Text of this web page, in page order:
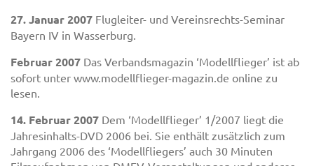
27. Januar 2007 Flugleiter- und Vereinsrechts-Seminar
Bayern IV in Wasserburg.
Februar 2007 Das Verbandsmagazin ‘Modellflieger’ ist ab
sofort unter www.modellflieger-magazin.de online zu
lesen.
14. Februar 2007 Dem ‘Modellflieger’ 1/2007 liegt die
Jahresinhalts-DVD 2006 bei. Sie enthält zusätzlich zum
Jahrgang 2006 des ‘Modellfliegers’ auch 30 Minuten